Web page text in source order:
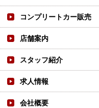
コンプリートカー販売
店舗案内
スタッフ紹介
求人情報
会社概要